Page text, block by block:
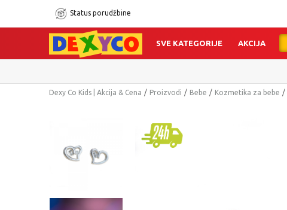
Status porudžbine
SVE KATEGORIJE AKCIJA
Dexy Co Kids | Akcija & Cena Proizvodi Bebe Kozmetika za bebe